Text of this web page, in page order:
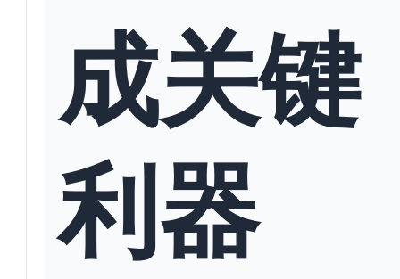
成关键
利器